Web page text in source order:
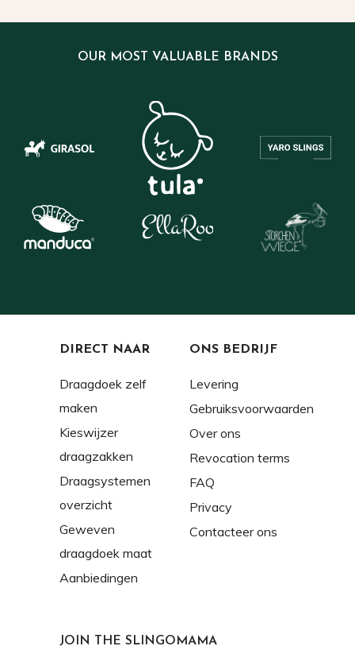
OUR MOST VALUABLE BRANDS
DIRECT NAAR
Draagdoek zelf
maken
Kieswijzer
draagzakken
Draagsystemen
overzicht
Geweven
draagdoek maat
Aanbiedingen
ONS BEDRIJF
Levering
Gebruiksvoorwaarden
Over ons
Revocation terms
FAQ
Privacy
Contacteer ons
JOIN THE SLINGOMAMA